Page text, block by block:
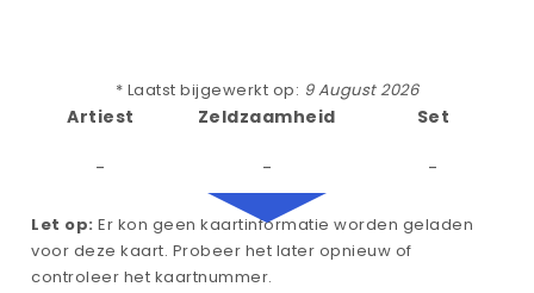
* Laatst bijgewerkt op: 9 August 2026
Artiest
-
Zeldzaamheid
-
Set
-
Let op: Er kon geen kaartinformatie worden geladen
voor deze kaart. Probeer het later opnieuw of
controleer het kaartnummer.